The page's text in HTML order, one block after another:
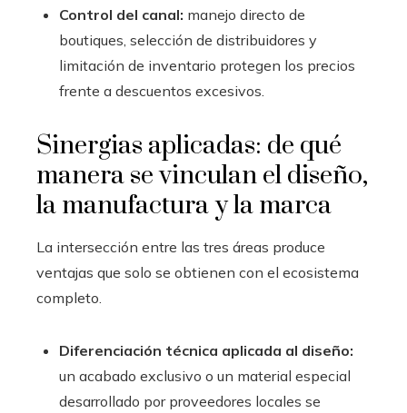
Control del canal: manejo directo de
boutiques, selección de distribuidores y
limitación de inventario protegen los precios
frente a descuentos excesivos.
Sinergias aplicadas: de qué
manera se vinculan el diseño,
la manufactura y la marca
La intersección entre las tres áreas produce
ventajas que solo se obtienen con el ecosistema
completo.
Diferenciación técnica aplicada al diseño:
un acabado exclusivo o un material especial
desarrollado por proveedores locales se